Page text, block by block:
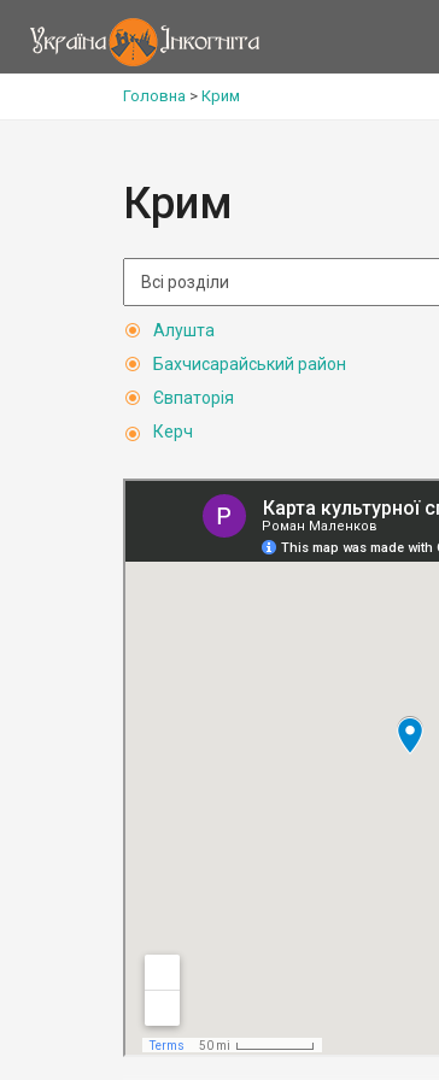
Головна > Крим
Крим
Алушта
Бахчисарайський район
Євпаторія
Керч